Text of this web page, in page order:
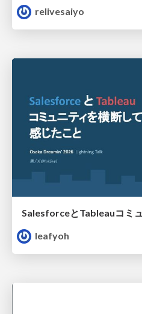
relivesaiyo
leafyoh